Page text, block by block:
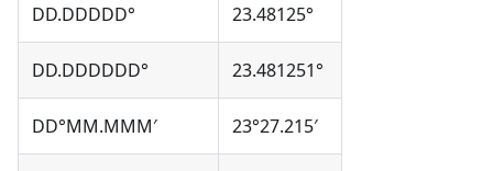
DD.DDDDD° 23.48125°
DD.DDDDDD° 23.481251°
DD°MM.MMM′ 23°27.215′